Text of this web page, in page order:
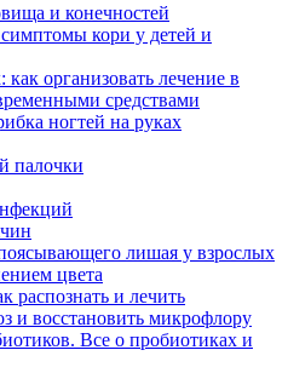
и конечностей
кори у детей и
организовать лечение в
средствами
ногтей на руках
палочки
лишая у взрослых
цвета
распознать и лечить
и восстановить микрофлору
Все о пробиотиках и